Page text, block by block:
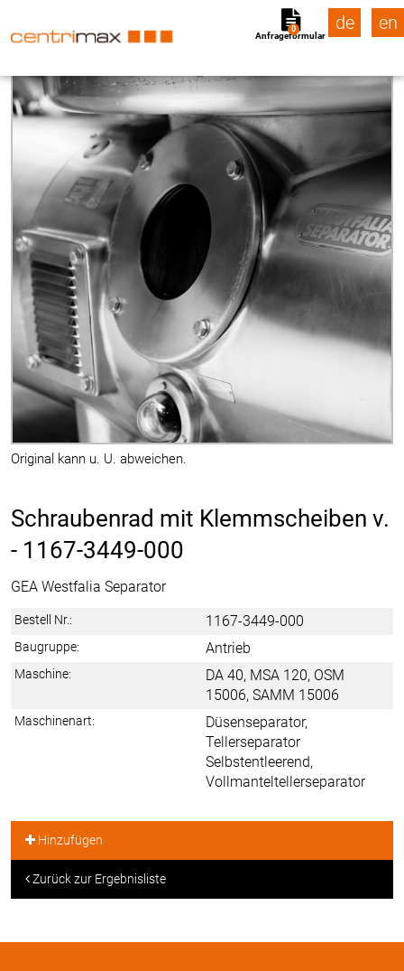
Anfrageformular
0 de en
Original kann u. U. abweichen.
Schraubenrad mit Klemmscheiben v.
- 1167-3449-000
GEA Westfalia Separator
Bestell Nr.: 1167-3449-000
Baugruppe: Antrieb
Maschine:
DA 40, MSA 120, OSM
15006, SAMM 15006
Maschinenart:
Düsenseparator,
Tellerseparator
Selbstentleerend,
Vollmanteltellerseparator
Hinzufügen
Zurück zur Ergebnisliste